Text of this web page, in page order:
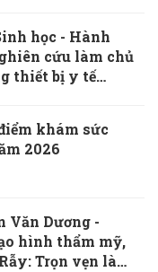
học - Hành
cứu làm chủ
thiết bị y tế
khám sức
2026
Văn Dương -
hình thẩm mỹ,
Trọn vẹn là